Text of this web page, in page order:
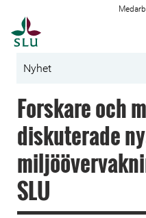
Nyhet
Forskare och
diskuterade
SLU